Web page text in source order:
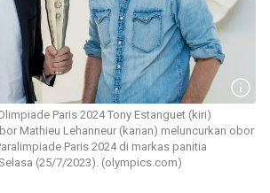
Paris 2024 Tony Estanguet (kiri)
Mathieu Lehanneur (kanan) meluncurkan obor
Paris 2024 di markas panitia
(25/7/2023). (olympics.com)